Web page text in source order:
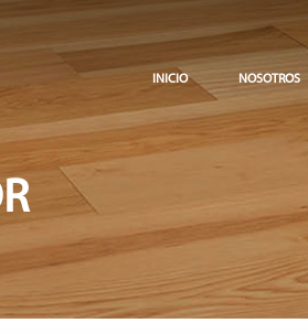
INICIO NOSOTROS